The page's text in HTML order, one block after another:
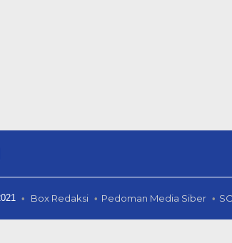
Box Redaksi Pedoman Media Siber